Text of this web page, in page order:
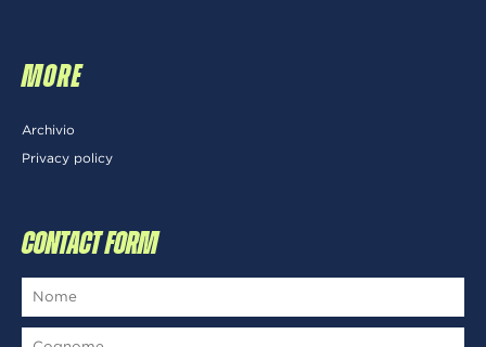
MORE
Archivio
Privacy policy
CONTACT FORM